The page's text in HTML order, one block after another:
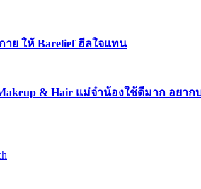
าย ให้ Barelief ฮีลใจแทน
Makeup & Hair แม่จ๋าน้องใช้ดีมาก อยาก